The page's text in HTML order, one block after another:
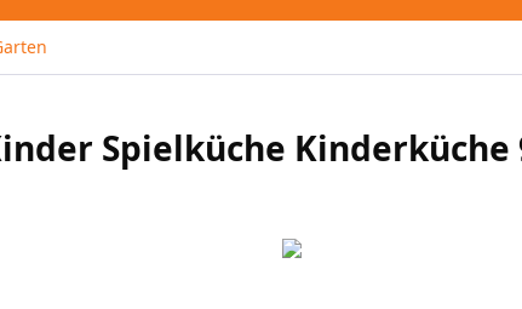
Spielküche Kinderküche